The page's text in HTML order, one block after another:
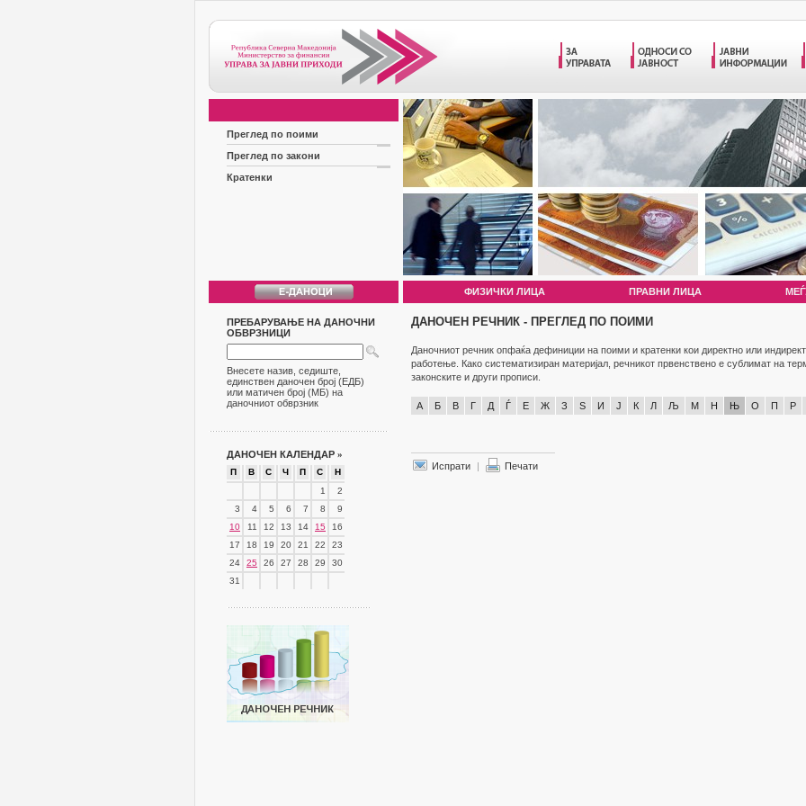
Преглед по поими
Преглед по закони
Кратенки
ФИЗИЧКИ ЛИЦА ПРАВНИ ЛИЦА
ПРЕБАРУВАЊЕ НА ДАНОЧНИ
ОБВРЗНИЦИ
Внесете назив, седиште,
единствен даночен број (ЕДБ)
или матичен број (МБ) на
даночниот обврзник
ДАНОЧЕН КАЛЕНДАР »
П В С Ч П С
Н
1
2
3
4 5 6 7 8
9
10
11 12 13 14 15
16
17
18 19 20 21 22
23
24
25 26 27 28 29
30
31
ДАНОЧЕН РЕЧНИК - ПРЕГЛЕД ПО ПОИМИ
Даночниот речник опфаќа дефиниции на поими и кратенки кои директно или
работење. Како систематизиран материјал, речникот првенствено е сублимат на
законските и други прописи.
А Б В Г Д Ѓ Е Ж З Ѕ И Ј К Л Љ М Н Њ О П Р
Испрати | Печати